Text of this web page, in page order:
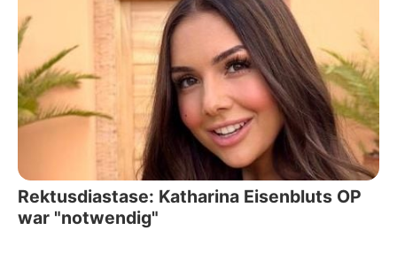
Rektusdiastase: Katharina Eisenbluts OP
war "notwendig"